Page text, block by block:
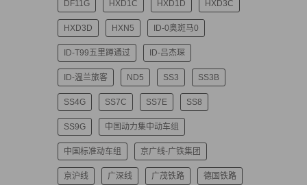
DF11G HXD1C HXD1D HXD3C
HXD3D HXN5 ID-0奥斑马0
ID-T99五里蹲通过 ID-吕杰琛
ID-温兰旅客 ND5 SS3 SS3B
SS4G SS7C SS7E SS8
SS9G 中国动力集中动车组
中国标准动车组 京广线-广铁集团
京沪线 广深线 广茂铁路 德国铁路